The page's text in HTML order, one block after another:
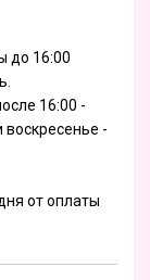
до 16:00
16:00 -
-
от оплаты